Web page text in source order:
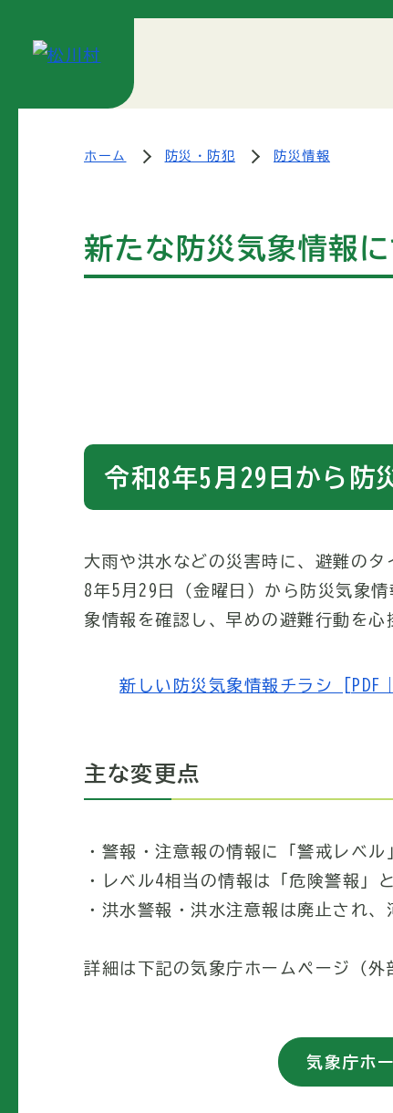
ホーム 防災・防犯 防災情報
新たな防災気象情報
令和8年5月29日から防
大雨や洪水などの災害時に、避難の
8年5月29日（金曜日）から防災気象
象情報を確認し、早めの避難行動を心
新しい防災気象情報チラシ [PDF
主な変更点
・警報・注意報の情報に「警戒レベル
・レベル4相当の情報は「危険警報」
・洪水警報・洪水注意報は廃止され
詳細は下記の気象庁ホームページ（外
気象庁ホ